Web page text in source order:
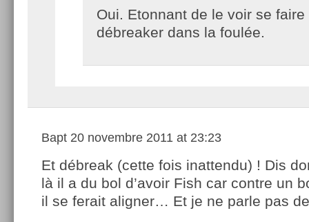
Oui. Etonnant de le voir se faire
débreaker dans la foulée.
Bapt 20 novembre 2011 at 23:23
Et débreak (cette fois inattendu) ! Dis
là il a du bol d’avoir Fish car contre un
il se ferait aligner… Et je ne parle pas